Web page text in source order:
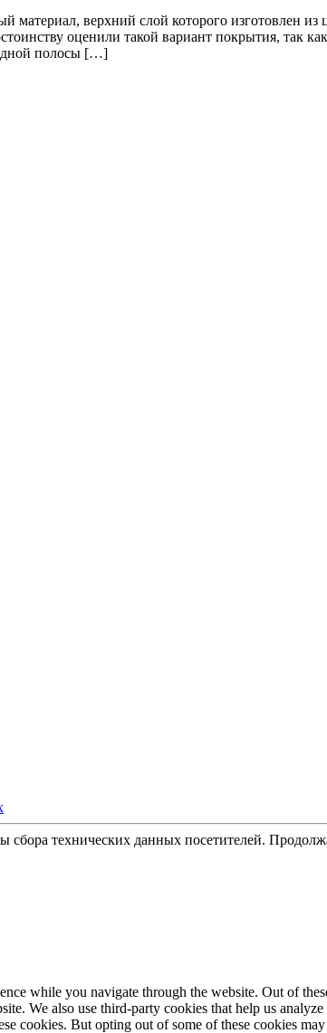
материал, верхний слой которого изготовлен
оценили такой вариант покрытия, так
полосы […]
сбора технических данных посетителей.
while you navigate through the website. Out of
We also use third-party cookies that help us
cookies. But opting out of some of these cookies